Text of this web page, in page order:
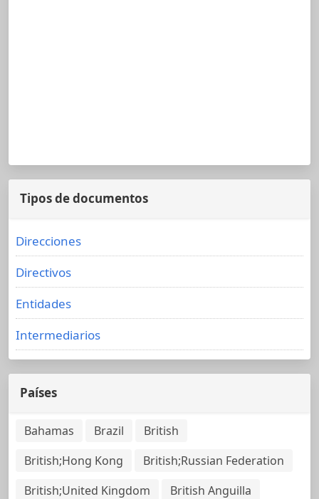
Tipos de documentos
Direcciones
Directivos
Entidades
Intermediarios
Países
Bahamas Brazil
British
British;Hong Kong
British;Russian Federation
British;United Kingdom
British Anguilla